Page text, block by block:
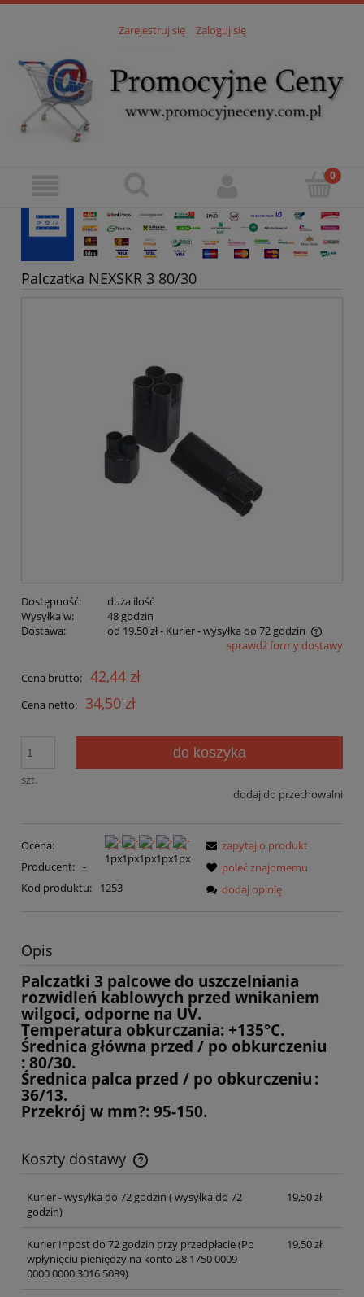
Zarejestruj się Zaloguj się
Palczatka NEXSKR 3 80/30
Dostępność:
duża ilość
Wysyłka w:
48 godzin
Dostawa:
od 19,50 zł- Kurier - wysyłka do 72 godzin
Cena nie zawiera ewentualnych kosztów płatnościsprawdź formy dostawy
Cena brutto: 42,44 zł
Cena netto: 34,50 zł
szt.
do koszyka
dodaj do przechowalni
Ocena:
Producent: -
Kod produktu:
1253
zapytaj o produkt
poleć znajomemu
dodaj opinię
Opis
Palczatki 3 palcowe do uszczelniania
rozwidleń kablowych przed wnikaniem
wilgoci, odporne na UV.
Temperatura obkurczania: +135°C.
Średnica główna przed / po obkurczeniu
: 80/30.
Średnica palca przed / po obkurczeniu :
36/13.
Przekrój w mm?: 95-150.
Koszty dostawy
Cena nie zawiera ewentualnych kosztów płatności
Kurier - wysyłka do 72 godzin ( wysyłka do 72
godzin)
19,50 zł
Kurier Inpost do 72 godzin przy przedpłacie(Po
wpłynięciu pieniędzy na konto 28 1750 0009
0000 0000 3016 5039)
19,50 zł